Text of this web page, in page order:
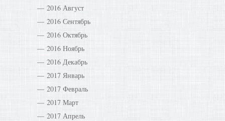
2016 Август
2016 Сентябрь
2016 Октябрь
2016 Ноябрь
2016 Декабрь
2017 Январь
2017 Февраль
2017 Март
2017 Апрель